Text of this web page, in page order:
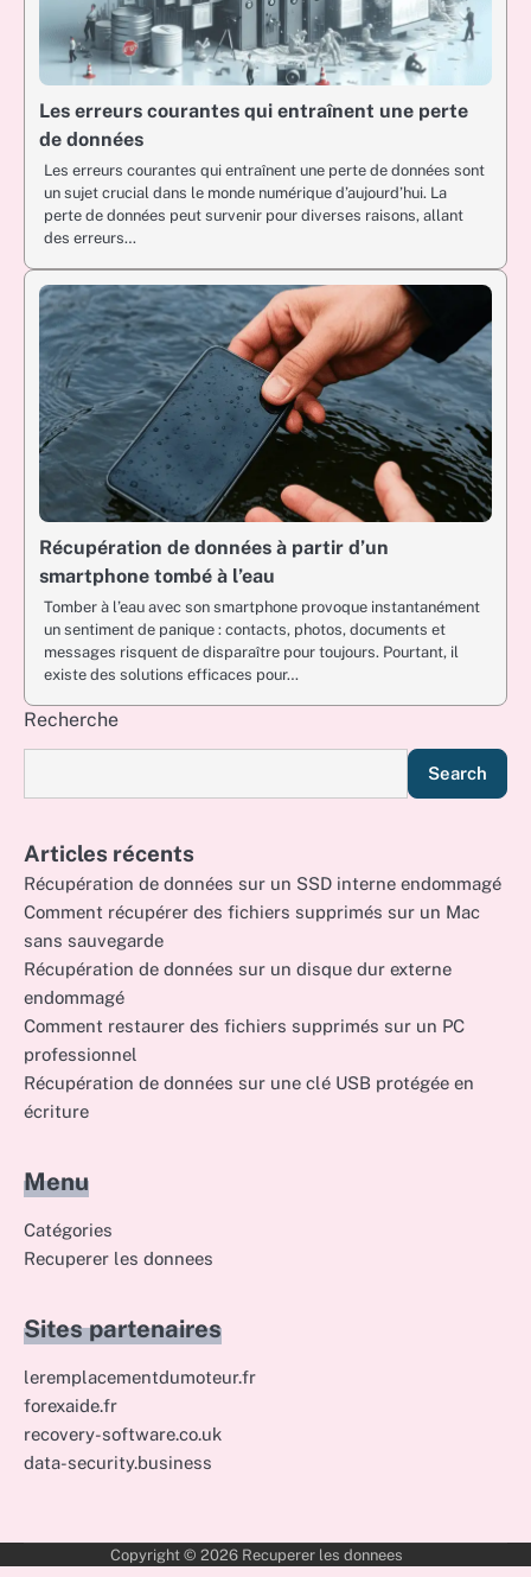
Les erreurs courantes qui entraînent une perte
de données
Les erreurs courantes qui entraînent une perte de données sont
un sujet crucial dans le monde numérique d’aujourd’hui. La
perte de données peut survenir pour diverses raisons, allant
des erreurs…
Récupération de données à partir d’un
smartphone tombé à l’eau
Tomber à l’eau avec son smartphone provoque instantanément
un sentiment de panique : contacts, photos, documents et
messages risquent de disparaître pour toujours. Pourtant, il
existe des solutions efficaces pour…
Recherche
Search
Articles récents
Récupération de données sur un SSD interne endommagé
Comment récupérer des fichiers supprimés sur un Mac
sans sauvegarde
Récupération de données sur un disque dur externe
endommagé
Comment restaurer des fichiers supprimés sur un PC
professionnel
Récupération de données sur une clé USB protégée en
écriture
Menu
Catégories
Recuperer les donnees
Sites partenaires
leremplacementdumoteur.fr
forexaide.fr
recovery-software.co.uk
data-security.business
Copyright © 2026 Recuperer les donnees